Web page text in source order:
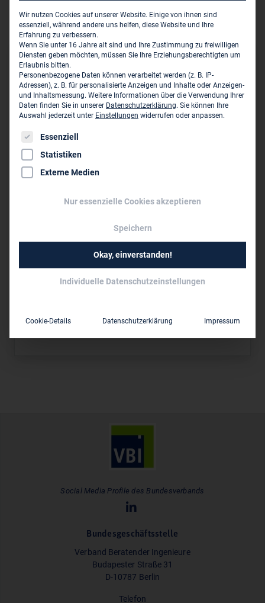
Bautechnische Beweissicherung.
Sitz des Zweigbüros
Konstruktionsgruppe Bauen AG - ZN Frankfurt
Hanauer Landstr. 293 a
D-60314 Frankfurt am Main
0176 89 91 49 41
frankfurt@kb-group.com
www.kb-group.com
Konstruktionsgruppe Bauen AG ›
D-87435 Kempten (Allgäu)
Social Media Profile des Bundesverbands
Bundesgeschäftsstelle
Verband Beratender Ingenieure
Budapester Straße 31
D-10787 Berlin
Telefon
Wir nutzen Cookies auf unserer Website. Einige von ihnen sind
essenziell, während andere uns helfen, diese Website und Ihre
Erfahrung zu verbessern.
Wenn Sie unter 16 Jahre alt sind und Ihre Zustimmung zu freiwilligen
Diensten geben möchten, müssen Sie Ihre Erziehungsberechtigten um
Erlaubnis bitten.
Personenbezogene Daten können verarbeitet werden (z. B. IP-
Adressen), z. B. für personalisierte Anzeigen und Inhalte oder Anzeigen-
und Inhaltsmessung. Weitere Informationen über die Verwendung Ihrer
Daten finden Sie in unserer Datenschutzerklärung. Sie können Ihre
Auswahl jederzeit unter Einstellungen widerrufen oder anpassen.
Es folgt eine Liste der Service-Gruppen, für die eine
Essenziell
Statistiken
Externe Medien
Nur essenzielle Cookies akzeptieren
Speichern
Okay, einverstanden!
Individuelle Datenschutzeinstellungen
Cookie-Details Datenschutzerklärung Impressum